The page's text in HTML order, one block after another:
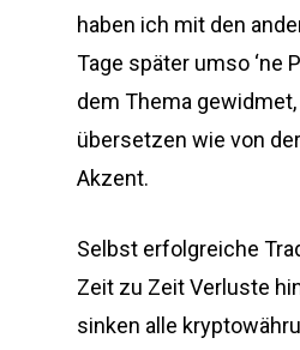
haben ich mit den
Tage später umso ‘ne
dem Thema
übersetzen wie von
Akzent.
Selbst erfolgreiche
Zeit zu Zeit Verluste
sinken alle